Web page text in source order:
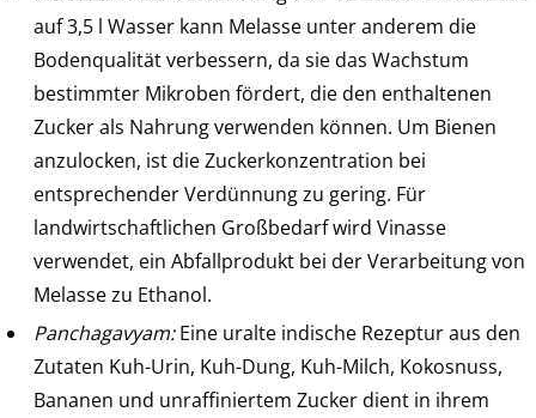
auf 3,5 l Wasser kann Melasse unter anderem die
Bodenqualität verbessern, da sie das Wachstum
bestimmter Mikroben fördert, die den enthaltenen
Zucker als Nahrung verwenden können. Um Bienen
anzulocken, ist die Zuckerkonzentration bei
entsprechender Verdünnung zu gering. Für
landwirtschaftlichen Großbedarf wird Vinasse
verwendet, ein Abfallprodukt bei der Verarbeitung von
Melasse zu Ethanol.
Panchagavyam:Eine uralte indische Rezeptur aus den
Zutaten Kuh-Urin, Kuh-Dung, Kuh-Milch, Kokosnuss,
Bananen und unraffiniertem Zucker dient in ihrem